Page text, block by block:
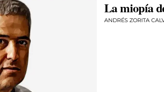
La miopía
ANDRÉS ZORITA